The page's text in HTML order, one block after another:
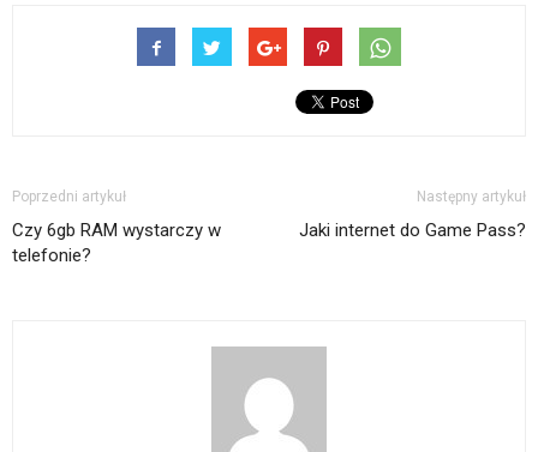
oknie) przez
mail(Otwiera
się
w
nowym
oknie)
się
w
nowym
oknie)
Poprzedni artykuł
Czy 6gb RAM wystarczy w
telefonie?
Następny artykuł
Jaki internet do Game Pass?